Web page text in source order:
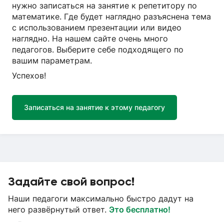
нужно записаться на занятие к репетитору по
математике. Где будет наглядно разъяснена тема
с использованием презентации или видео
наглядно. На нашем сайте очень много
педагогов. Выберите себе подходящего по
вашим параметрам.
Успехов!
Записаться на занятие к этому педагогу
Задайте свой вопрос!
Наши педагоги максимально быстро дадут на
него развёрнутый ответ. Это бесплатно!